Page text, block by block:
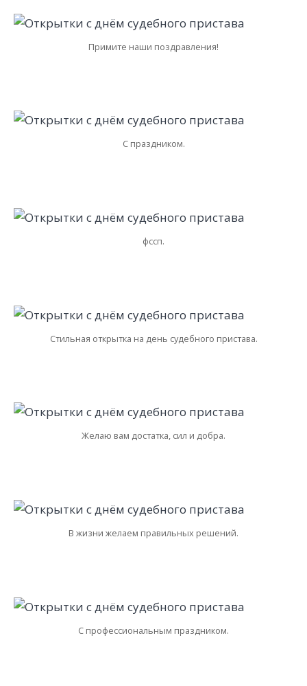
Примите наши поздравления!
С праздником.
фссп.
Стильная открытка на день судебного пристава.
Желаю вам достатка, сил и добра.
В жизни желаем правильных решений.
С профессиональным праздником.